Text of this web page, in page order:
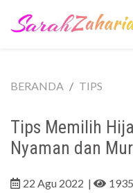
BERANDA TIPS
Tips Memilih
Nyaman dan
22 Agu 2022 |